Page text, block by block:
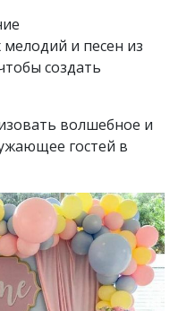
и песен из
создать
волшебное и
гостей в